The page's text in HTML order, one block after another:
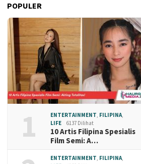
POPULER
1 ENTERTAINMENT FILIPINA
LIFE
6137 Dilihat
10 Artis Filipina Spesialis
Film Semi: A…
ENTERTAINMENT FILIPINA